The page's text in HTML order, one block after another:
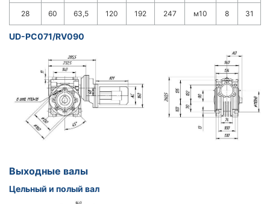
28 60 63,5 120 192 247 м10 8 31
UD-PC071/RV090
Выходные валы
Цельный и полый вал